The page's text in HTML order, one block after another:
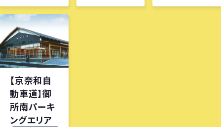
【京奈和自
動車道】御
所南パーキ
ングエリア